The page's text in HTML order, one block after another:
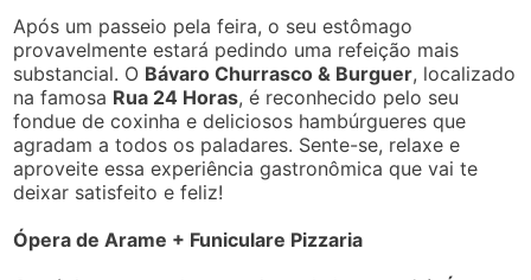
Após um passeio pela feira, o seu estômago
provavelmente estará pedindo uma refeição mais
substancial. O Bávaro Churrasco & Burguer, localizado
na famosa Rua 24 Horas, é reconhecido pelo seu
fondue de coxinha e deliciosos hambúrgueres que
agradam a todos os paladares. Sente-se, relaxe e
aproveite essa experiência gastronômica que vai te
deixar satisfeito e feliz!
Ópera de Arame + Funiculare Pizzaria